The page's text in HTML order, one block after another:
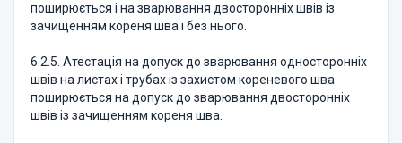
поширюється i на зварювання двостороннiх швiв iз
зачищенням кореня шва i без нього.
6.2.5. Атестацiя на допуск до зварювання одностороннiх
швiв на листах i трубах iз захистом кореневого шва
поширюється на допуск до зварювання двостороннiх
швiв із зачищенням кореня шва.